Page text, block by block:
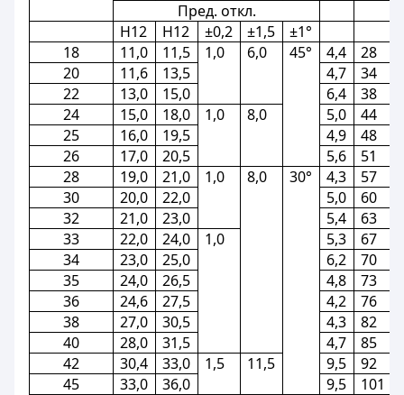
Пред. откл.
H12
H12 ±0,2 ±1,5
±1°
18
11,0 11,5 1,0 6,0 45° 4,4
28
20
11,6 13,5 4,7
34
22
13,0 15,0 6,4
38
24
15,0 18,0 1,0 8,0 5,0
44
25
16,0 19,5 4,9
48
26
17,0 20,5 5,6
51
28
19,0 21,0 1,0 8,0 30° 4,3
57
30
20,0 22,0 5,0
60
32
21,0 23,0 5,4
63
33
22,0 24,0 1,0 5,3
67
34
23,0 25,0 6,2
70
35
24,0 26,5 4,8
73
36
24,6 27,5 4,2
76
38
27,0 30,5 4,3
82
40
28,0 31,5 4,7
85
42
30,4 33,0 1,5 11,5 9,5
92
45
33,0 36,0 9,5 101